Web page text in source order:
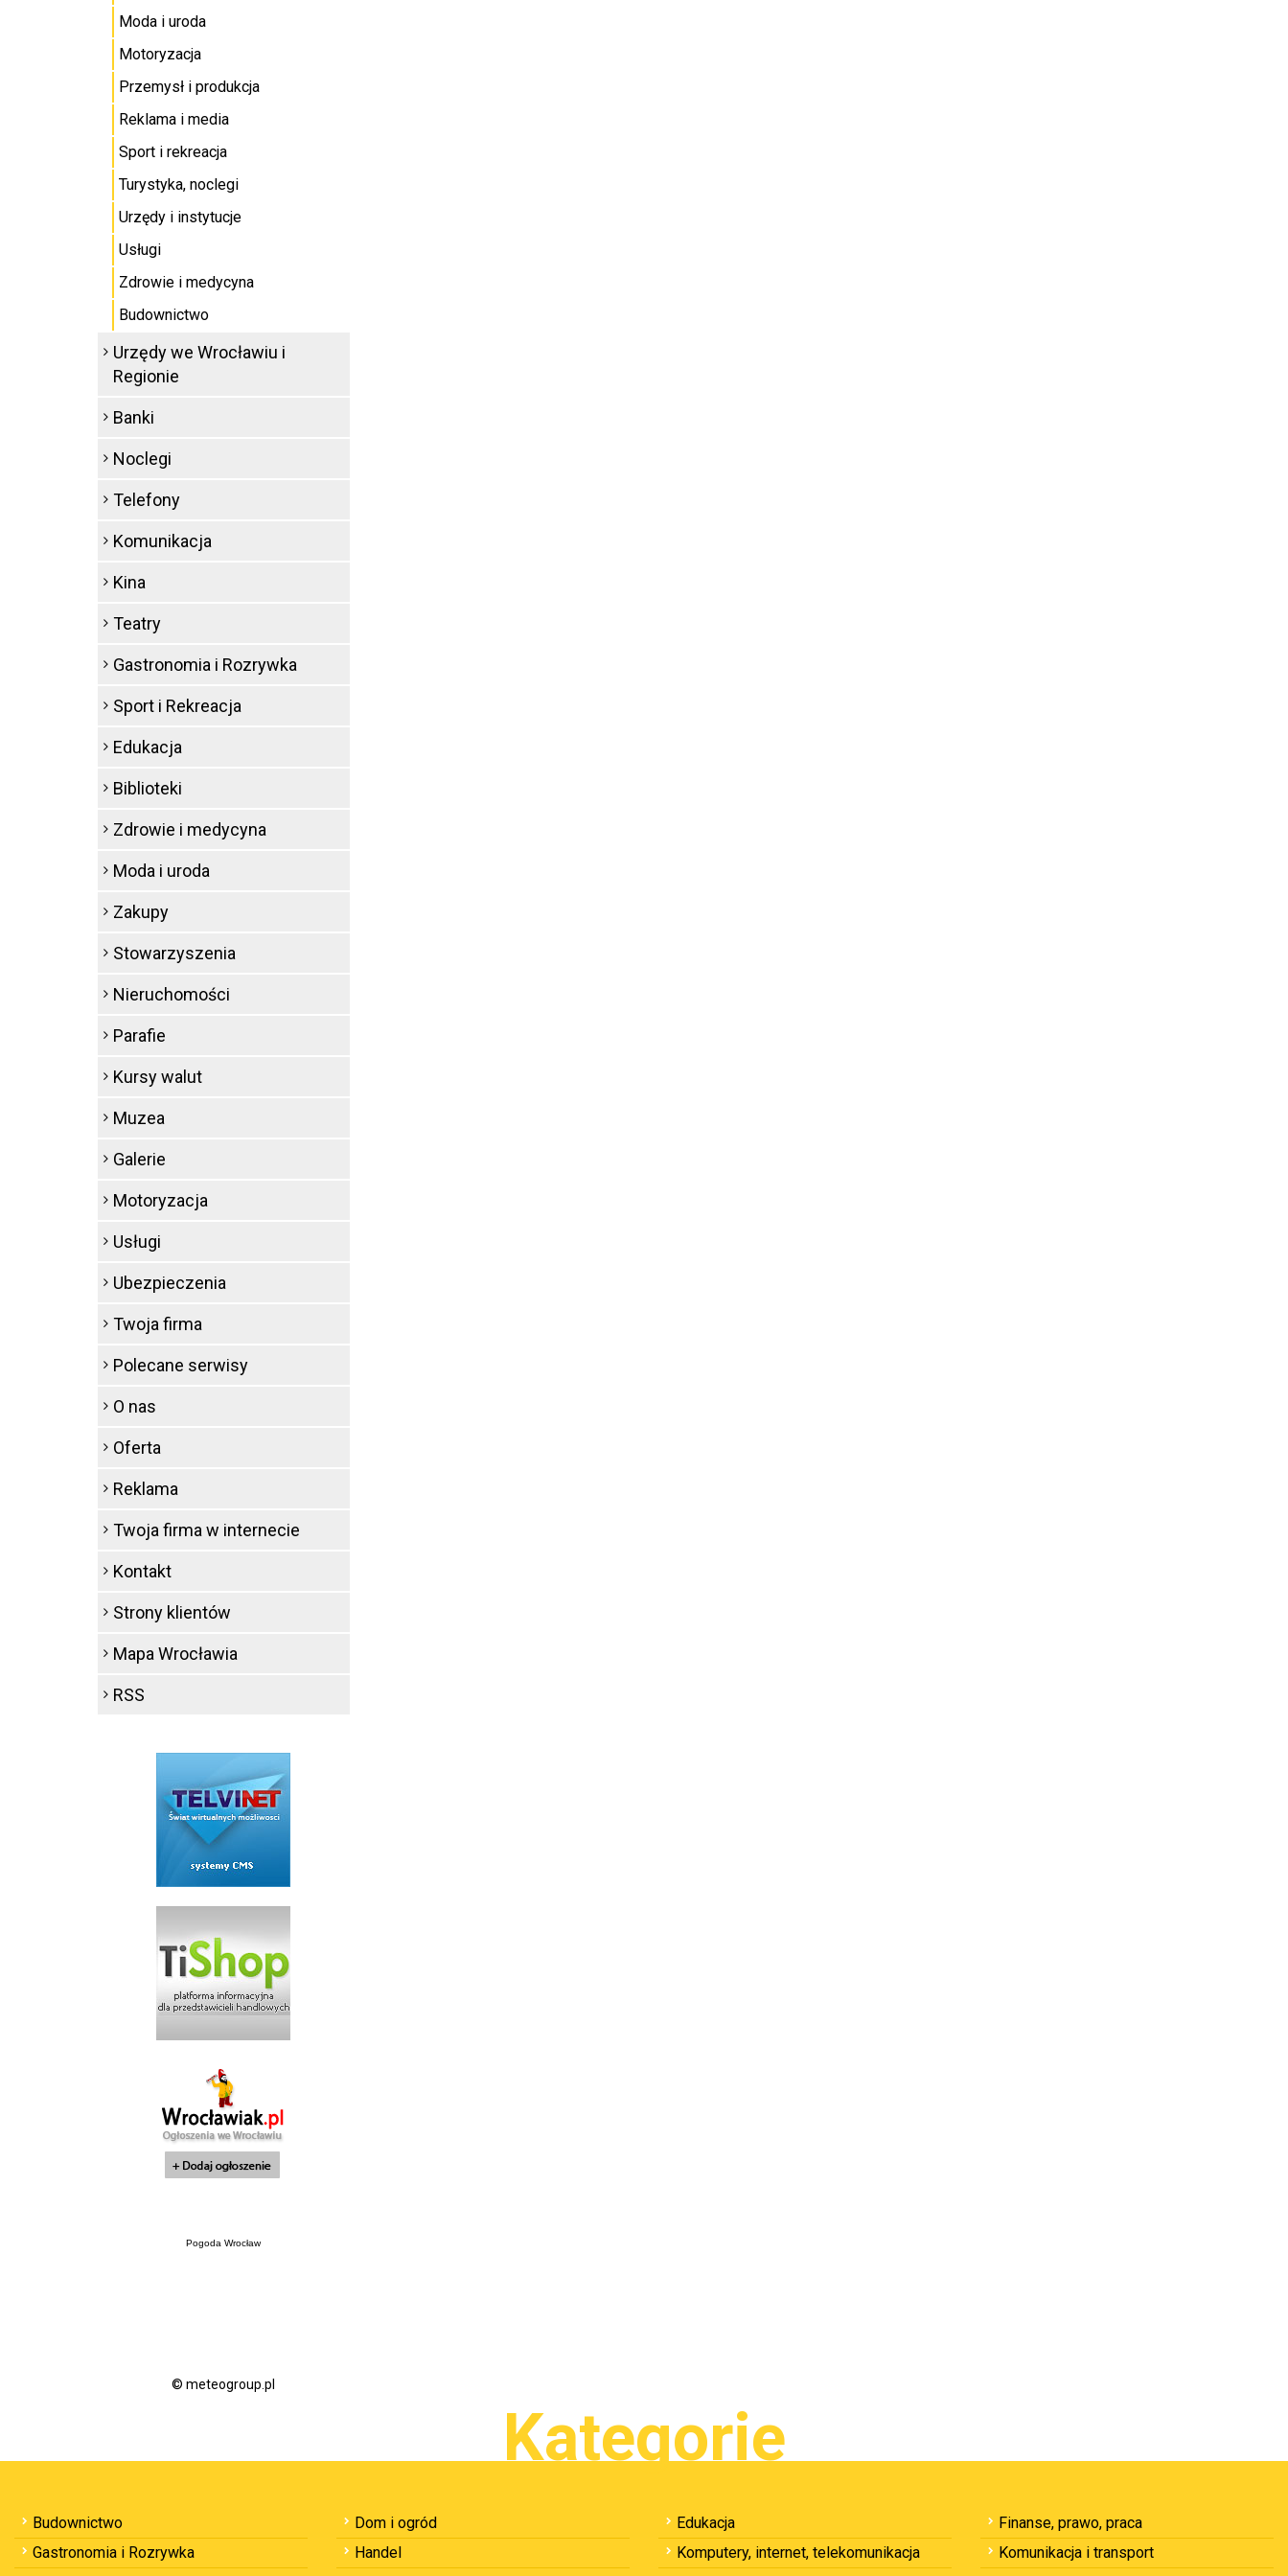
Moda i uroda
Motoryzacja
Przemysł i produkcja
Reklama i media
Sport i rekreacja
Turystyka, noclegi
Urzędy i instytucje
Usługi
Zdrowie i medycyna
Budownictwo
Urzędy we Wrocławiu i
Regionie
Banki
Noclegi
Telefony
Komunikacja
Kina
Teatry
Gastronomia i Rozrywka
Sport i Rekreacja
Edukacja
Biblioteki
Zdrowie i medycyna
Moda i uroda
Zakupy
Stowarzyszenia
Nieruchomości
Parafie
Kursy walut
Muzea
Galerie
Motoryzacja
Usługi
Ubezpieczenia
Twoja firma
Polecane serwisy
O nas
Oferta
Reklama
Twoja firma w internecie
Kontakt
Strony klientów
Mapa Wrocławia
RSS
Pogoda Wrocław
© meteogroup.pl
Kategorie
Budownictwo Dom i ogród Edukacja
Finanse, prawo, praca
Gastronomia i Rozrywka
Handel Komputery, internet, telekomunikacja
Komunikacja i transport